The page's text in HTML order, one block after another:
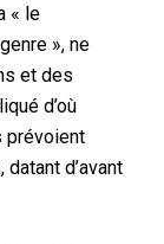
« le
», ne
et des
d’où
prévoient
d’avant